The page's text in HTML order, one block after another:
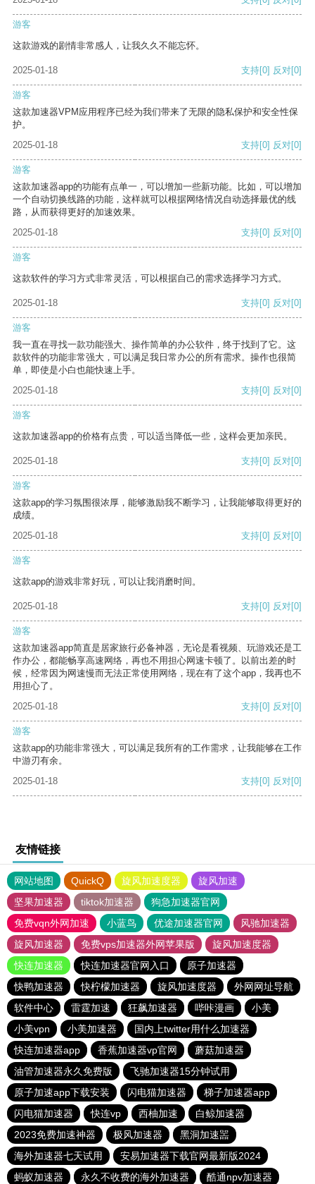
游客
这款游戏的剧情非常感人，让我久久不能忘怀。
2025-01-18 支持[0] 反对[0]
游客
这款加速器VPM应用程序已经为我们带来了无限的隐私保护和安全性保
护。
2025-01-18
支持[0] 反对[0]
游客
这款加速器app的功能有点单一，可以增加一些新功能。比如，可以增加
一个自动切换线路的功能，这样就可以根据网络情况自动选择最优的线
路，从而获得更好的加速效果。
2025-01-18
支持[0] 反对[0]
游客
这款软件的学习方式非常灵活，可以根据自己的需求选择学习方式。
2025-01-18 支持[0] 反对[0]
游客
我一直在寻找一款功能强大、操作简单的办公软件，终于找到了它。这
款软件的功能非常强大，可以满足我日常办公的所有需求。操作也很简
单，即使是小白也能快速上手。
2025-01-18
支持[0] 反对[0]
游客
这款加速器app的价格有点贵，可以适当降低一些，这样会更加亲民。
2025-01-18 支持[0] 反对[0]
游客
这款app的学习氛围很浓厚，能够激励我不断学习，让我能够取得更好的
成绩。
2025-01-18
支持[0] 反对[0]
游客
这款app的游戏非常好玩，可以让我消磨时间。
2025-01-18 支持[0] 反对[0]
游客
这款加速器app简直是居家旅行必备神器，无论是看视频、玩游戏还是工
作办公，都能畅享高速网络，再也不用担心网速卡顿了。以前出差的时
候，经常因为网速慢而无法正常使用网络，现在有了这个app，我再也不
用担心了。
2025-01-18
支持[0] 反对[0]
游客
这款app的功能非常强大，可以满足我所有的工作需求，让我能够在工作
中游刃有余。
2025-01-18
支持[0] 反对[0]
友情链接
网站地图 QuickQ 旋风加速度器
旋风加速
坚果加速器
tiktok加速器
狗急加速器官网
免费vqn外网加速
小蓝鸟 优途加速器官网
风驰加速器
旋风加速器
免费vps加速器外网苹果版
旋风加速度器
快连加速器
快连加速器官网入口
原子加速器
快鸭加速器
快柠檬加速器 旋风加速度器
外网网址导航
软件中心
雷霆加速 狂飙加速器 哔咔漫画
小美
小美vpn
小美加速器
国内上twitter用什么加速器
快连加速器app
香蕉加速器vp官网
蘑菇加速器
油管加速器永久免费版
飞驰加速器15分钟试用
原子加速app下载安装
闪电猫加速器
梯子加速器app
闪电猫加速器
快连vp 西柚加速
白鲸加速器
2023免费加速神器
极风加速器
黑洞加速噐
海外加速器七天试用
安易加速器下载官网最新版2024
蚂蚁加速器
永久不收费的海外加速器 酷通npv加速器